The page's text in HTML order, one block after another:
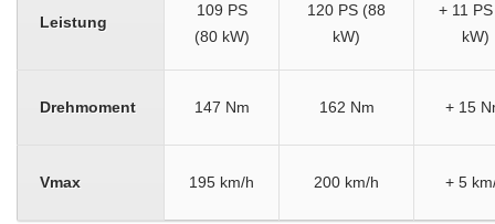
Leistung
109 PS
(80 kW)
120 PS (88
kW)
+ 11
kW)
Drehmoment 147 Nm 162 Nm + 15
Vmax 195 km/h 200 km/h + 5